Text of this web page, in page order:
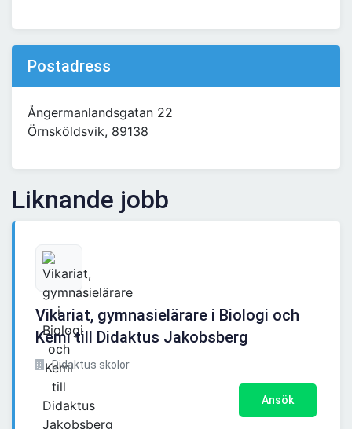
Postadress
Ångermanlandsgatan 22
Örnsköldsvik, 89138
Liknande jobb
Vikariat, gymnasielärare i Biologi och
Kemi till Didaktus Jakobsberg
Didaktus skolor
Ansök